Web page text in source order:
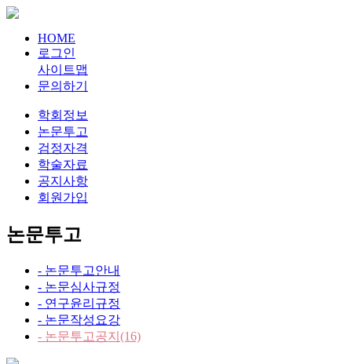
HOME
로그인
사이트맵
문의하기
학회정보
논문투고
검정자격
학술자료
공지사항
회원가입
논문투고
- 논문투고안내
- 논문심사규정
- 연구윤리규정
- 논문작성요강
- 논문투고공지 (16)